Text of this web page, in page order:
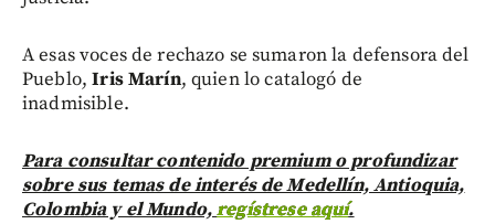
A esas voces de rechazo se sumaron la defensora del
Pueblo,Iris Marín, quien lo catalogó de
inadmisible.
Para consultar contenido premium o profundizar
sobre sus temas de interés de Medellín, Antioquia,
Colombia y el Mundo,regístrese aquí.